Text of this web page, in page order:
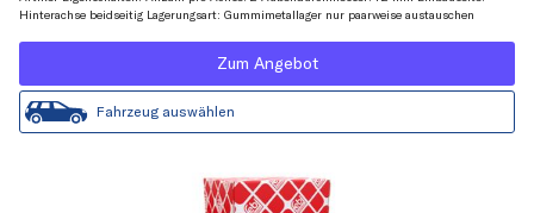
Hinterachse beidseitig Lagerungsart: Gummimetallager nur paarweise austauschen
Zum Angebot
Fahrzeug auswählen